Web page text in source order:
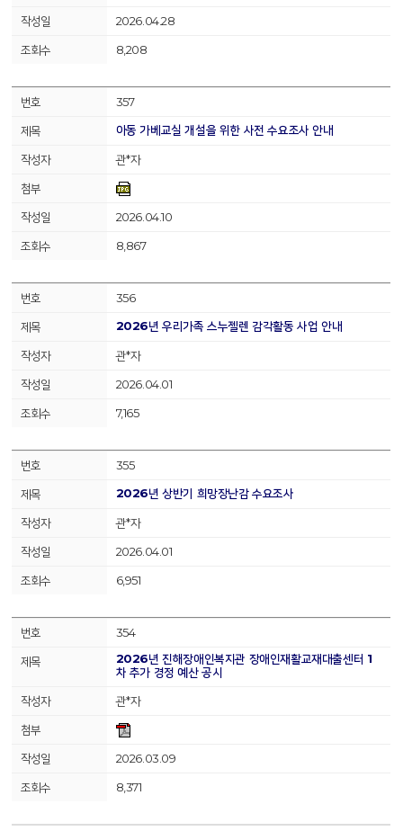
2026.04.28
8,208
357
아동 가베교실 개설을 위한 사전 수요조사 안내
관*자
2026.04.10
8,867
356
2026년 우리가족 스누젤렌 감각활동 사업 안내
관*자
2026.04.01
7,165
355
2026년 상반기 희망장난감 수요조사
관*자
2026.04.01
6,951
354
2026년 진해장애인복지관 장애인재활교재대출센터 1
차 추가 경정 예산 공시
관*자
2026.03.09
8,371